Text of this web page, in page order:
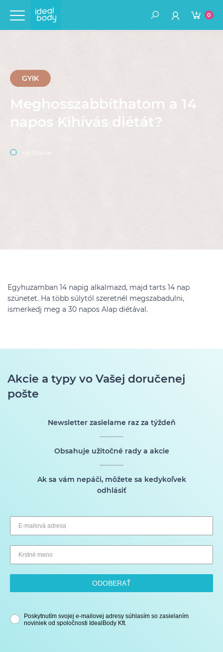
0
GYIK
Meghosszabbíthatom a 14
napos Kihívás diétát?
na čítanie
Egyhuzamban 14 napig alkalmazd, majd tarts 14 nap
szünetet. Ha több súlytól szeretnél megszabadulni,
ismerkedj meg a 30 napos Alap diétával.
Akcie a typy vo Vašej doručenej
pošte
Newsletter zasielame raz za týždeň
Obsahuje užitočné rady a akcie
Ak sa vám nepáči, môžete sa kedykoľvek
odhlásiť
ODOBERAŤ
Poskytnutím svojej e-mailovej adresy súhlasím so zasielaním
noviniek od spoločnosti IdealBody Kft.